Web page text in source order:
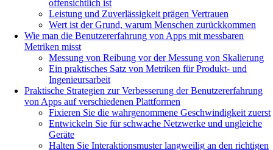
offensichtlich ist
Leistung und Zuverlässigkeit prägen Vertrauen
Wert ist der Grund, warum Menschen zurückkommen
Wie man die Benutzererfahrung von Apps mit messbaren
Metriken misst
Messung von Reibung vor der Messung von Skalierung
Ein praktisches Satz von Metriken für Produkt- und
Ingenieursarbeit
Praktische Strategien zur Verbesserung der Benutzererfahrung
von Apps auf verschiedenen Plattformen
Fixieren Sie die wahrgenommene Geschwindigkeit zuerst
Entwickeln Sie für schwache Netzwerke und ungleiche
Geräte
Halten Sie Interaktionsmuster langweilig an den richtigen